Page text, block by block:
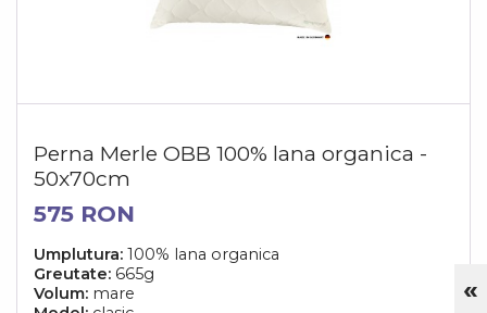
Perna Merle OBB 100% lana organica -
50x70cm
575 RON
Umplutura: 100% lana organica
Greutate: 665g
Volum: mare
«